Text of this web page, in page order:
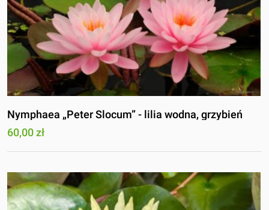
Nymphaea „Peter Slocum” - lilia wodna, grzybień
60,00 zł